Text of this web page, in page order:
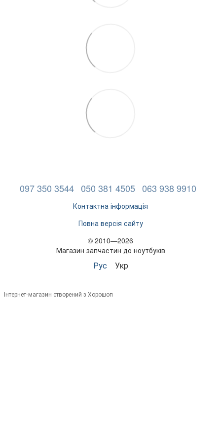
097 350 3544 050 381 4505 063 938 9910
Контактна інформація
Повна версія сайту
© 2010—2026
Магазин запчастин до ноутбуків
Рус Укр
Інтернет-магазин створений з Хорошоп